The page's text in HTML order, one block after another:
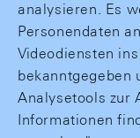
analysieren. Es
Personendaten
Videodiensten
bekanntgegeben
Analysetools zur
Informationen